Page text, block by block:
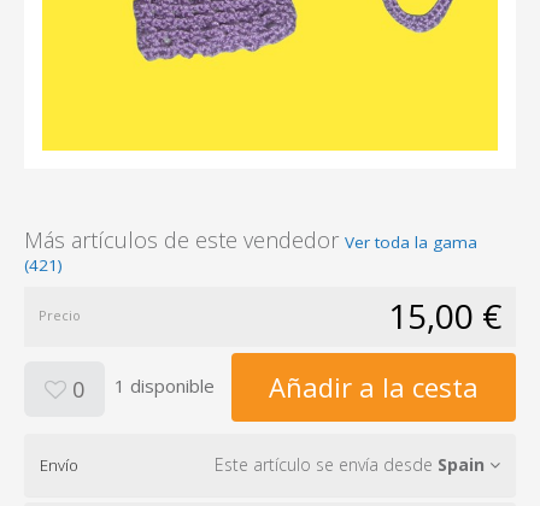
Más artículos de este vendedor Ver toda la gama
(421)
Precio 15,00 €
0 1 disponible Añadir a la cesta
Envío Este artículo se envía desde Spain